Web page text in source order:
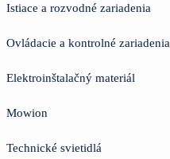
Istiace a rozvodné zariadenia
Ovládacie a kontrolné zariadenia
Elektroinštalačný materiál
Mowion
Technické svietidlá